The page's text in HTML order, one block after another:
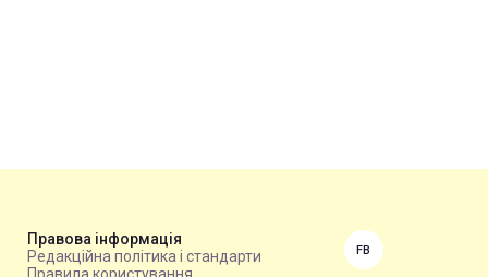
Правова інформація
Редакційна політика і стандарти
FB